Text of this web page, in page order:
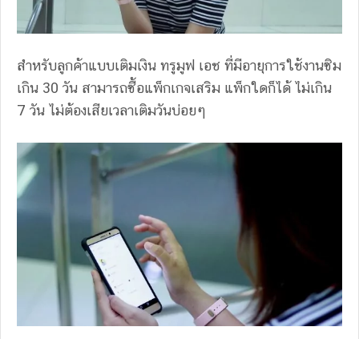
สำหรับลูกค้าแบบเติมเงิน ทรูมูฟ เอช ที่มีอายุการใช้งานซิม
เกิน 30 วัน สามารถซื้อแพ็กเกจเสริม แพ็กใดก็ได้ ไม่เกิน
7 วัน ไม่ต้องเสียเวลาเติมวันบ่อยๆ